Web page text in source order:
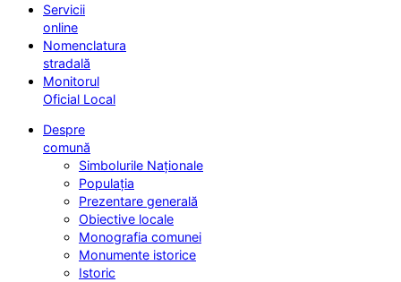
Servicii
online
Nomenclatura
stradală
Monitorul
Oficial Local
Despre
comună
Simbolurile Naționale
Populația
Prezentare generală
Obiective locale
Monografia comunei
Monumente istorice
Istoric